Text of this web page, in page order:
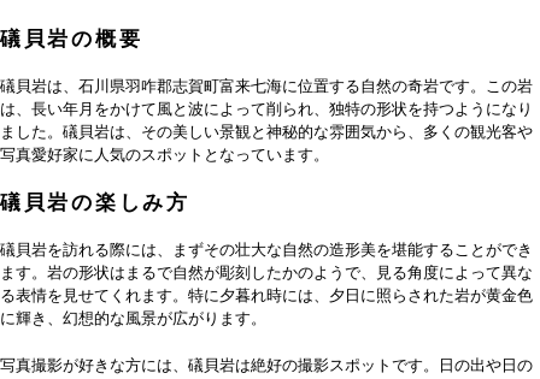
礒貝岩の概要
礒貝岩は、石川県羽咋郡志賀町富来七海に位置する自然の奇岩です。この岩
は、長い年月をかけて風と波によって削られ、独特の形状を持つようになり
ました。礒貝岩は、その美しい景観と神秘的な雰囲気から、多くの観光客や
写真愛好家に人気のスポットとなっています。
礒貝岩の楽しみ方
礒貝岩を訪れる際には、まずその壮大な自然の造形美を堪能することができ
ます。岩の形状はまるで自然が彫刻したかのようで、見る角度によって異な
る表情を見せてくれます。特に夕暮れ時には、夕日に照らされた岩が黄金色
に輝き、幻想的な風景が広がります。
写真撮影が好きな方には、礒貝岩は絶好の撮影スポットです。日の出や日の